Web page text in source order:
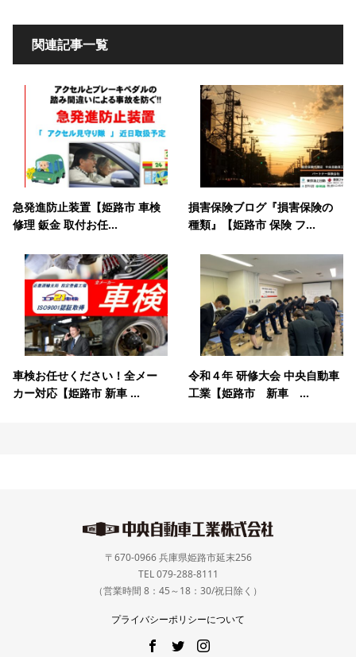
関連記事一覧
急発進防止装置【姫路市 車検
修理 鈑金 取付お任...
損害保険ブログ『損害保険の
種類』【姫路市 保険 フ...
車検お任せください！全メー
カー対応【姫路市 新車 ...
令和４年 研修大会 中央自動車
工業【姫路市 新車 ...
〒670-0966 兵庫県姫路市延末256
TEL 079-288-8111
（営業時間 8：45～18：30/祝日除く）
プライバシーポリシーについて